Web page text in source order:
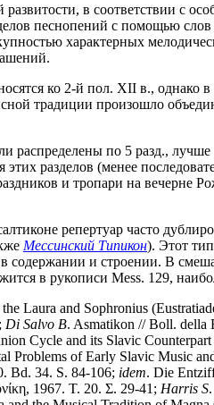
в соответствии с
песнопений с помощью
характерных
ко 2-й пол. XII в., однако
традиции произошло
по 5 разд., лучше
разделов (менее
и тропари на вечерне
репертуар часто
Мессинский Типикон). Этот
содержании и строении. В
в рукописи Mess. 129,
Laura and Sophronius
Di Salvo B. Asmatikon // Boll. della
Cycle and its Slavic
Problems of Early Slavic Music
Bd. 34. S. 84-106; idem. Die
1967. Τ. 20. Σ. 29-41; Harris S